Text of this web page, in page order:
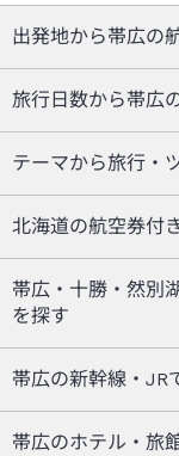
出発地から帯広の
旅行日数から帯広
テーマから旅行・
北海道の航空券付
帯広・十勝・然別
を探す
帯広の新幹線・JR
帯広のホテル・旅